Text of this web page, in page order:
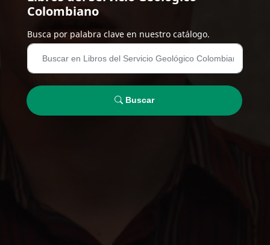
Colombiano
Busca por palabra clave en nuestro catálogo.
Buscar